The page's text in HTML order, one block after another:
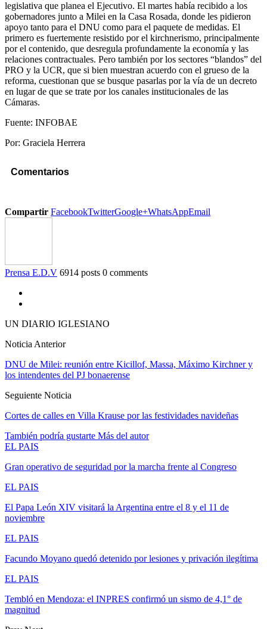
legislativa que planea el Ejecutivo. El martes había recibido a los
gobernadores junto a Milei en la Casa Rosada, donde les pidieron
apoyo tanto para el DNU como para el paquete de medidas. El
primero es fuertemente resistido por el kirchnerismo, principalmente
por el contenido, que desregula profundamente la economía y las
relaciones contractuales. Pero también por los sectores “blandos” del
PRO y la UCR, que si bien muestran acuerdo con el grueso de la
reforma, cuestionan que se busque pasarlas por la vía de un decreto
en lugar de que se trate por los canales institucionales de las
Cámaras.
Fuente: INFOBAE
Por: Graciela Herrera
Comentarios
Compartir FacebookTwitterGoogle+WhatsAppEmail
Prensa E.D.V 6914 posts 0 comments
UN DIARIO IGLESIANO
Noticia Anterior
DNU de Milei: reunión entre Kicillof, Massa, Máximo Kirchner y
los intendentes del PJ bonaerense
Seguiente Noticia
Cortes de calles en Villa Krause por las festividades navideñas
También podría gustarte Más del autor
EL PAIS
Gran operativo de seguridad por la marcha frente al Congreso
EL PAIS
El Papa León XIV visitará la Argentina entre el 8 y el 11 de
noviembre
EL PAIS
Facundo Moyano quedó detenido por lesiones y privación ilegítima
EL PAIS
Tembló en Mendoza: el INPRES confirmó un sismo de 4,1° de
magnitud